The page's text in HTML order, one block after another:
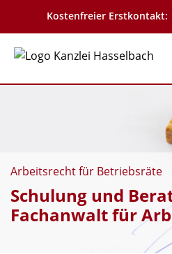
Kostenfreier Erstkontakt:
Arbeitsrecht für Betriebsräte
Schulung und
Fachanwalt für